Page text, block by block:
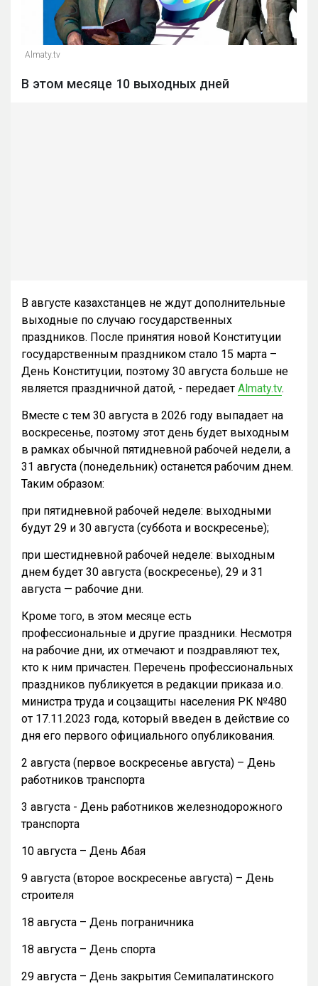
Almaty.tv
В этом месяце 10 выходных дней
В августе казахстанцев не ждут дополнительные
выходные по случаю государственных
праздников. После принятия новой Конституции
государственным праздником стало 15 марта –
День Конституции, поэтому 30 августа больше не
является праздничной датой, - передает Almaty.tv.
Вместе с тем 30 августа в 2026 году выпадает на
воскресенье, поэтому этот день будет выходным
в рамках обычной пятидневной рабочей недели, а
31 августа (понедельник) останется рабочим днем.
Таким образом:
при пятидневной рабочей неделе: выходными
будут 29 и 30 августа (суббота и воскресенье);
при шестидневной рабочей неделе: выходным
днем будет 30 августа (воскресенье), 29 и 31
августа — рабочие дни.
Кроме того, в этом месяце есть
профессиональные и другие праздники. Несмотря
на рабочие дни, их отмечают и поздравляют тех,
кто к ним причастен. Перечень профессиональных
праздников публикуется в редакции приказа и.о.
министра труда и соцзащиты населения РК №480
от 17.11.2023 года, который введен в действие со
дня его первого официального опубликования.
2 августа (первое воскресенье августа) – День
работников транспорта
3 августа - День работников железнодорожного
транспорта
10 августа – День Абая
9 августа (второе воскресенье августа) – День
строителя
18 августа – День пограничника
18 августа – День спорта
29 августа – День закрытия Семипалатинского